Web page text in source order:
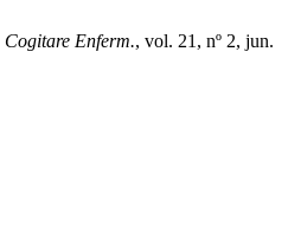
Cogitare Enferm., vol. 21, nº 2, jun.